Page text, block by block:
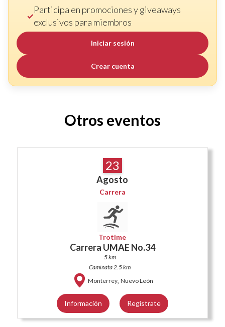
Participa en promociones y giveaways
exclusivos para miembros
Iniciar sesión
Crear cuenta
Otros eventos
23
Agosto
Carrera
Trotime
Carrera UMAE No.34
5 km
Caminata 2.5 km
Monterrey, Nuevo León
Información Regístrate